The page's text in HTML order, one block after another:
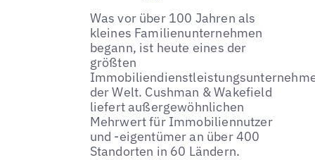
Was vor über 100 Jahren als
kleines Familienunternehmen
begann, ist heute eines der
größten
der Welt. Cushman & Wakefield
liefert außergewöhnlichen
Mehrwert für Immobiliennutzer
und -eigentümer an über 400
Standorten in 60 Ländern.